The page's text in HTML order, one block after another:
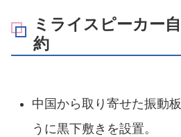
ミライスピーカー
約
中国から取り寄せた振動
うに黒下敷きを設置。